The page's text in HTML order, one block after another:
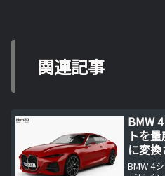
関連記事
BMW
トを
に変
た
BMW 4